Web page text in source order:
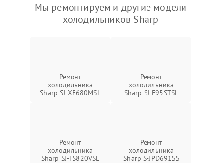
Мы ремонтируем и другие модели
холодильников Sharp
Ремонт
холодильника
Sharp SJ-XE680MSL
Ремонт
холодильника
Sharp SJ-F95STSL
Ремонт
холодильника
Sharp SJ-FS820VSL
Ремонт
холодильника
Sharp S-JPD691SS